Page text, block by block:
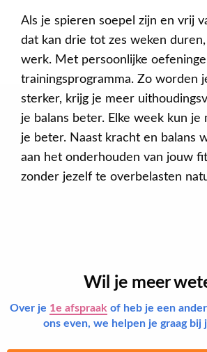
Als je spieren soepel zijn en vrij
dat kan drie tot zes weken
werk. Met persoonlijke
trainingsprogramma. Zo worden
sterker, krijg je meer
je balans beter. Elke week kun je
je beter. Naast kracht en balans
aan het onderhouden van jouw
zonder jezelf te overbelasten
Wil je meer
Over je 1e afspraak of heb je een
ons even, we helpen je graag bij